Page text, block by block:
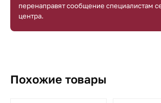
перенаправят сообщение специалистам
центра.
Похожие товары